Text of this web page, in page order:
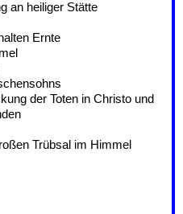
an heiliger Stätte
Ernte
der Toten in Christo und
Trübsal im Himmel